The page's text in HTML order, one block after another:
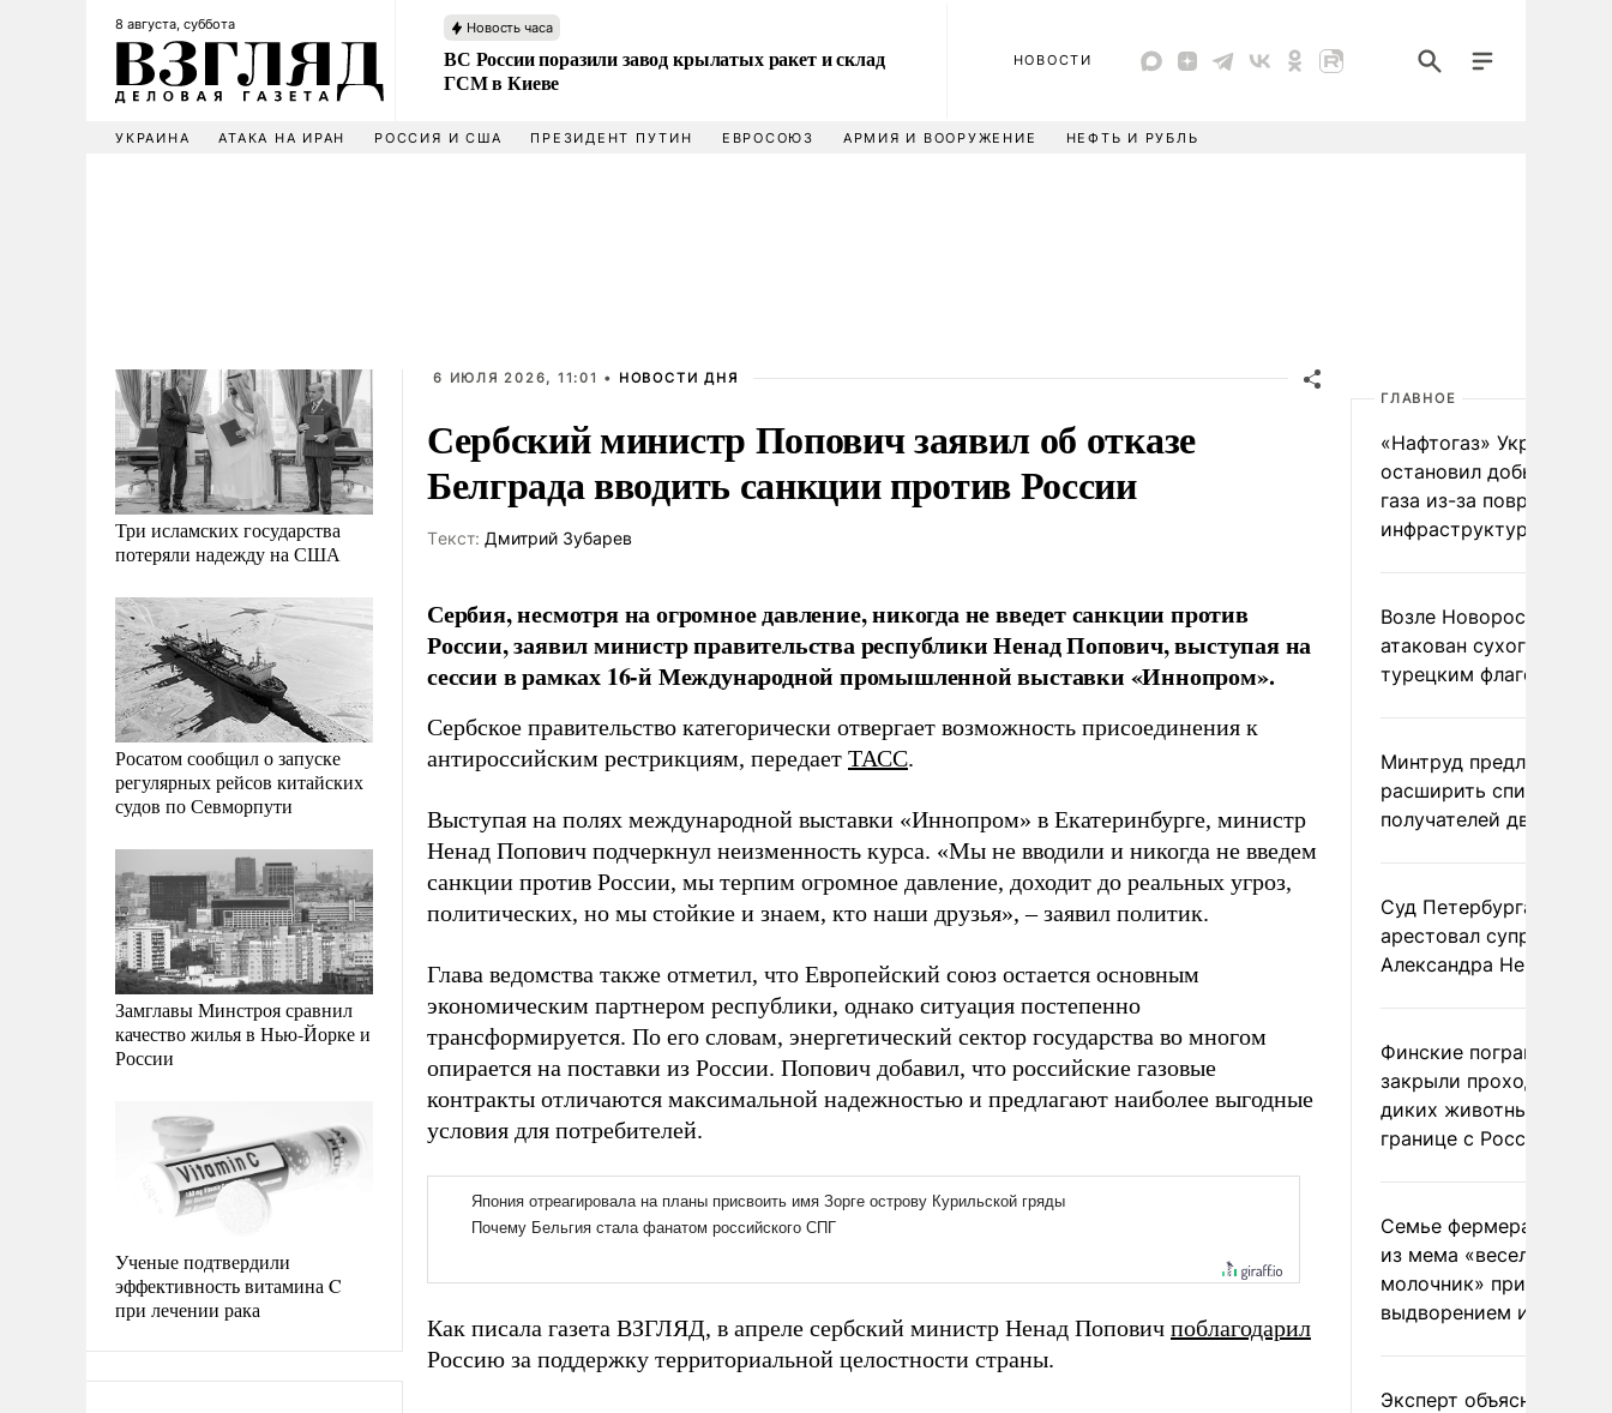
8 августа, суббота Новость часа
ВС России поразили завод крылатых ракет и склад
ГСМ в Киеве
НОВОСТИ
УКРАИНА АТАКА НА ИРАН РОССИЯ И США ПРЕЗИДЕНТ ПУТИН ЕВРОСОЮЗ АРМИЯ И ВООРУЖЕНИЕ НЕФТЬ И РУБЛЬ
Три исламских государства
потеряли надежду на США
Росатом сообщил о запуске
регулярных рейсов китайских
судов по Севморпути
Замглавы Минстроя сравнил
качество жилья в Нью-Йорке и
России
Ученые подтвердили
эффективность витамина C
при лечении рака
6 ИЮЛЯ 2026, 11:01 • НОВОСТИ ДНЯ
Сербский министр Попович заявил об отказе
Белграда вводить санкции против России
Tекст: Дмитрий Зубарев
Сербия, несмотря на огромное давление, никогда не введет санкции против
России, заявил министр правительства республики Ненад Попович, выступая на
сессии в рамках 16-й Международной промышленной выставки «Иннопром».
Сербское правительство категорически отвергает возможность присоединения к
антироссийским рестрикциям, передает ТАСС.
Выступая на полях международной выставки «Иннопром» в Екатеринбурге, министр
Ненад Попович подчеркнул неизменность курса. «Мы не вводили и никогда не введем
санкции против России, мы терпим огромное давление, доходит до реальных угроз,
политических, но мы стойкие и знаем, кто наши друзья», – заявил политик.
Глава ведомства также отметил, что Европейский союз остается основным
экономическим партнером республики, однако ситуация постепенно
трансформируется. По его словам, энергетический сектор государства во многом
опирается на поставки из России. Попович добавил, что российские газовые
контракты отличаются максимальной надежностью и предлагают наиболее выгодные
условия для потребителей.
Как писала газета ВЗГЛЯД, в апреле сербский министр Ненад Попович поблагодарил
Россию за поддержку территориальной целостности страны.
ГЛАВНОЕ
«Нафтогаз» Украины
остановил добычу
газа из-за повреждения
инфраструктуры
Возле Новороссийска
атакован сухогруз под
турецким флагом
Минтруд предложил
расширить список
получателей двух
Суд Петербурга заочно
арестовал супругу
Александра Невзорова
Финские пограничники
закрыли проходы для
диких животных на
границе с Россией
Семье фермера
из мема «веселый
молочник» пригрозили
выдворением из
Эксперт объяснил